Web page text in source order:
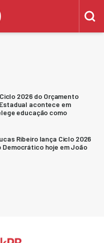
2026 do Orçamento
acontece em
educação como
Ribeiro lança Ciclo 2026
Democrático hoje em João